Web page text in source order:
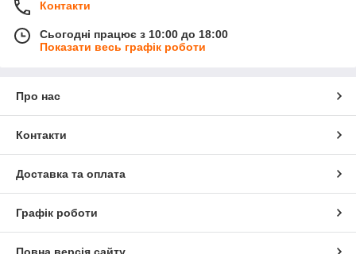
Контакти
Сьогодні працює з 10:00 до 18:00
Показати весь графік роботи
Про нас
Контакти
Доставка та оплата
Графік роботи